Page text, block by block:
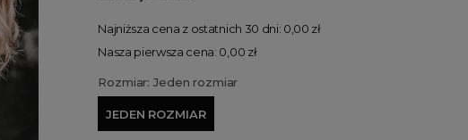
Najniższa cena z ostatnich 30 dni: 0,00 zł
Nasza pierwsza cena: 0,00 zł
Rozmiar: Jeden rozmiar
JEDEN ROZMIAR